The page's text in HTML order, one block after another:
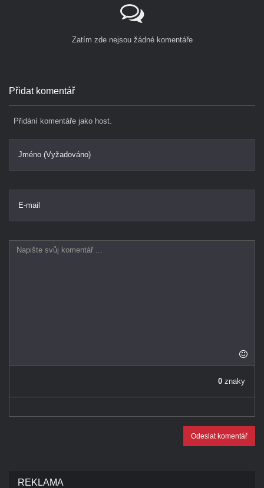
Zatím zde nejsou žádné komentáře
Přidat komentář
Přidání komentáře jako host.
Jméno (Vyžadováno)
E-mail
0 znaky
Odeslat komentář
REKLAMA